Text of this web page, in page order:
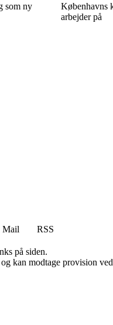
som ny
Københavns
arbejder på
Mail
RSS
på siden.
kan modtage provision